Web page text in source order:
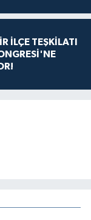
İLÇE TEŞKİLATI